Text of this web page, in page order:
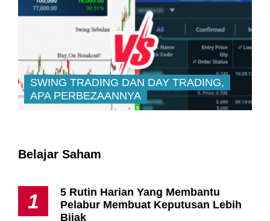
SWING TRADING DAN DAY TRADING,
APA PERBEZAANNYA
Belajar Saham
1
5 Rutin Harian Yang Membantu
Pelabur Membuat Keputusan Lebih
Bijak